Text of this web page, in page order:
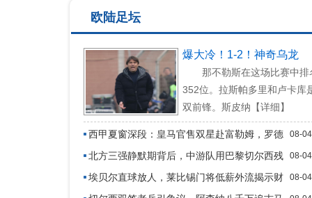
欧陆足坛
爆大冷！1-2！神奇乌龙
那不勒斯在这场比赛中排
352位。拉斯帕多里和卢卡库
双前锋。斯皮纳【详细】
西甲夏窗深段：皇马官售双星赴富勒姆，罗德
里谈判未破局
08-04
北方三强静默期背后，中游队用巴黎切尔西残
渣补墙
08-04
埃贝尔直球放人，莱比锡门将低薪外流揭示财
政新态
08-04